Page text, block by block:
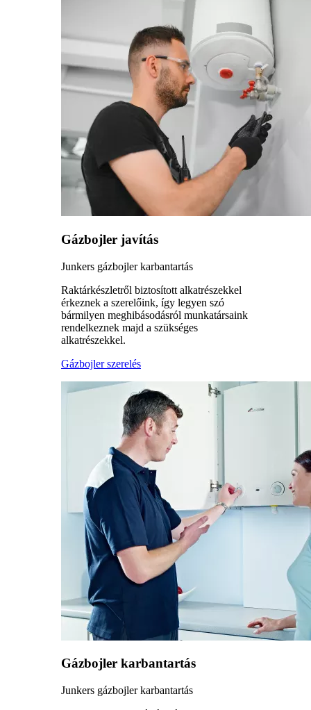
Gázbojler javítás
Junkers gázbojler karbantartás
Raktárkészletről biztosított alkatrészekkel
érkeznek a szerelőink, így legyen szó
bármilyen meghibásodásról munkatársaink
rendelkeznek majd a szükséges
alkatrészekkel.
Gázbojler szerelés
Gázbojler karbantartás
Junkers gázbojler karbantartás